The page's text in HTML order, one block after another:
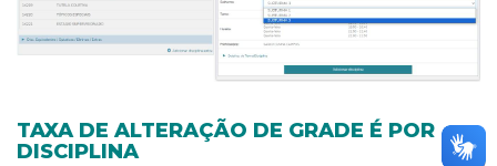
TAXA DE ALTERAÇÃO DE GRADE É POR
DISCIPLINA